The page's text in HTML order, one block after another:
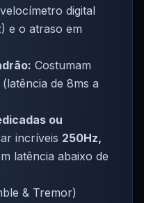
digital
e o atraso em
Costumam
(latência de 8ms a
ou
incríveis 250Hz,
latência abaixo de
& Tremor)